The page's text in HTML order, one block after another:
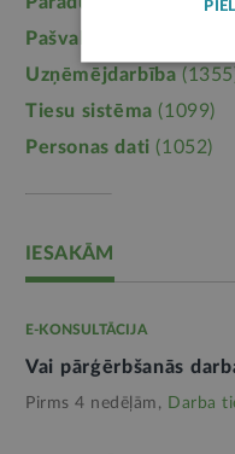
Pašvaldības
Uzņēmējdarbība
Tiesu sistēma (1099)
Personas dati (1052)
IESAKĀM
E-KONSULTĀCIJA
Vai pārģērbšanās
Pirms 4 nedēļām, Darba